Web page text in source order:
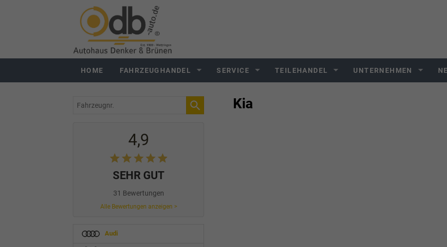
HOME FAHRZEUGHANDEL SERVICE TEILEHANDEL UNTERNEHMEN
Kia
Fahrzeugnr.
4,9
SEHR GUT
31 Bewertungen
Alle Bewertungen anzeigen >
Audi